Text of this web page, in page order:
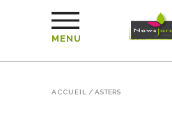
MENU
ACCUEIL / ASTERS